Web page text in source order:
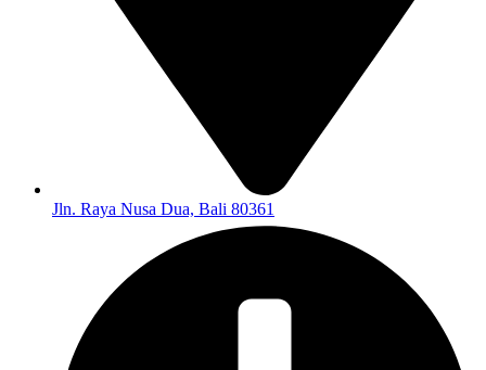
Jln. Raya Nusa Dua, Bali 80361